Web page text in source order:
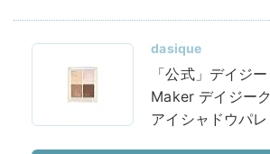
dasique
「公式」デイジ
Maker デイジー
アイシャドウパレ